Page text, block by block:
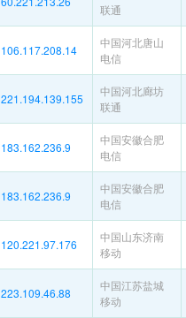
联通
106.117.208.14
中国河北唐山
电信
221.194.139.155
中国河北廊坊
联通
183.162.236.9
中国安徽合肥
电信
183.162.236.9
中国安徽合肥
电信
120.221.97.176
中国山东济南
移动
223.109.46.88
中国江苏盐城
移动